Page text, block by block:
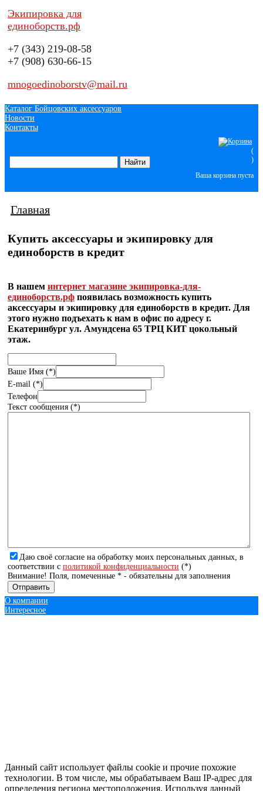
Экипировка для
единоборств.рф
+7 (343) 219-08-58
+7 (908) 630-66-15
mnogoedinoborstv@mail.ru
Каталог Бойцовских аксессуаров
Новости
Контакты
(
)
Ваша корзина пуста
Главная
Купить аксессуары и экипировку для
единоборств в кредит
В нашем интернет магазине экипировка-для-
единоборств.рф появилась возможность купить
аксессуары и экипировку для единоборств в кредит. Для
этого нужно подъехать к нам в офис по адресу г.
Екатеринбург ул. Амундсена 65 ТРЦ КИТ цокольный
этаж.
Ваше Имя (*)
E-mail (*)
Телефон
Текст сообщения (*)
Даю своё согласие на обработку моих персональных данных, в
соответствии с политикой конфиденциальности (*)
Внимание! Поля, помеченные * - обязательны для заполнения
О компании
Интересное
Данный сайт использует файлы cookie и прочие похожие
технологии. В том числе, мы обрабатываем Ваш IP-адрес для
определения региона местоположения. Используя данный